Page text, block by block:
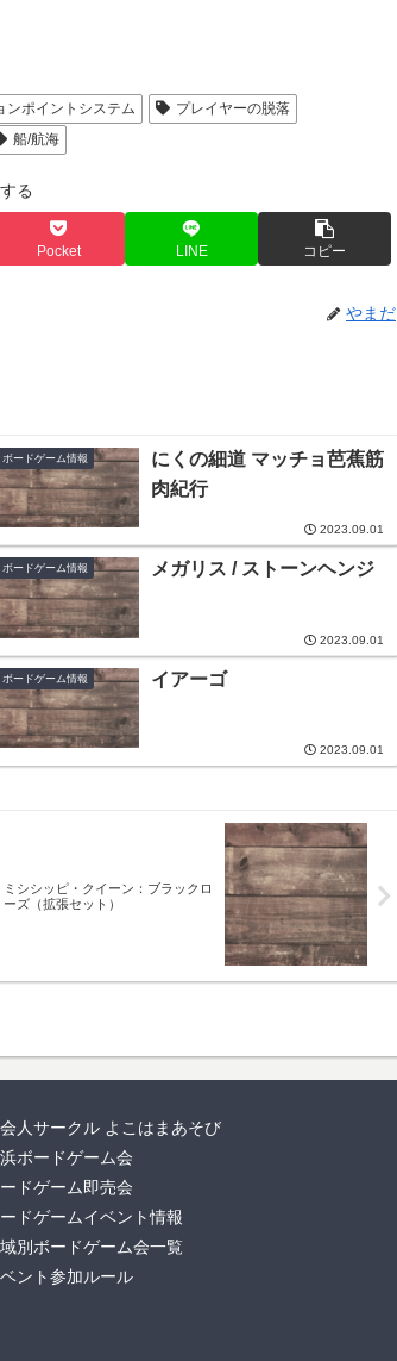
ンポイントシステム
プレイヤーの脱落
船/航海
る
Pocket LINE コピー
やまだ
ボードゲーム情報
にくの細道 マッチョ芭蕉筋
肉紀行
2023.09.01
ボードゲーム情報 メガリス / ストーンヘンジ
2023.09.01
ボードゲーム情報 イアーゴ
2023.09.01
ミシシッピ・クイーン：ブラックロ
ーズ（拡張セット）
人サークル よこはまあそび
ボードゲーム会
ドゲーム即売会
ドゲームイベント情報
別ボードゲーム会一覧
ント参加ルール